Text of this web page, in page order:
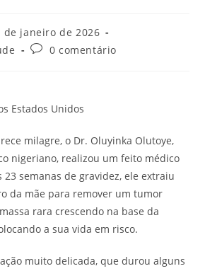
de janeiro de 2026
Comentários
0 comentário
Estados Unidos
milagre, o Dr. Oluyinka Olutoye,
nigeriano, realizou um feito médico
23 semanas de gravidez, ele extraiu
da mãe para remover um tumor
rara crescendo na base da
a sua vida em risco.
muito delicada, que durou alguns